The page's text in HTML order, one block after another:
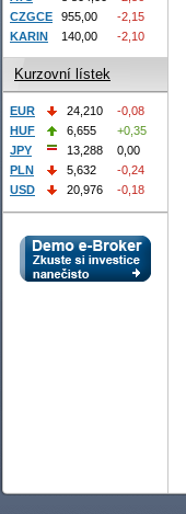
CZGCE
955,00
-2,15
KARIN
140,00 -2,10
Kurzovní lístek
EUR 24,210
-0,08
HUF
6,655
+0,35
JPY
13,288
0,00
PLN
5,632
-0,24
USD
20,976 -0,18